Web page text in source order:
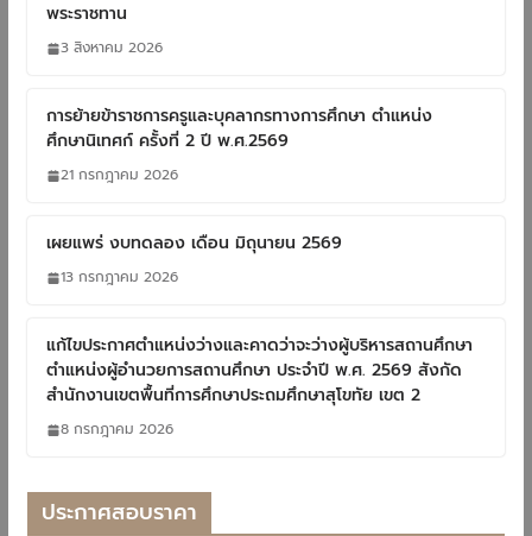
พระราชทาน
3 สิงหาคม 2026
การย้ายข้าราชการครูและบุคลากรทางการศึกษา ตำแหน่ง
ศึกษานิเทศก์ ครั้งที่ 2 ปี พ.ศ.2569
21 กรกฎาคม 2026
เผยแพร่ งบทดลอง เดือน มิถุนายน 2569
13 กรกฎาคม 2026
แก้ไขประกาศตำแหน่งว่างและคาดว่าจะว่างผู้บริหารสถานศึกษา
ตำแหน่งผู้อำนวยการสถานศึกษา ประจำปี พ.ศ. 2569 สังกัด
สำนักงานเขตพื้นที่การศึกษาประถมศึกษาสุโขทัย เขต 2
8 กรกฎาคม 2026
ประกาศสอบราคา